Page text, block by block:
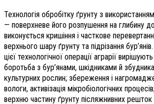
Технологія обробітку ґрунту з
— поверхневе його розпушення на глибину
виконується кришіння і часткове
верхнього шару ґрунту та підрізання
цієї технологічної операції аграрії
боротьба з бур’янами, шкідниками й
культурних рослин; збереження і
вологи, активізація мікробіологічних
верхню частину ґрунту післяжнивних решток